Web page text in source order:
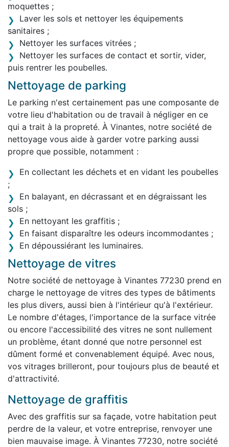
moquettes ;
Laver les sols et nettoyer les équipements
sanitaires ;
Nettoyer les surfaces vitrées ;
Nettoyer les surfaces de contact et sortir, vider,
puis rentrer les poubelles.
Nettoyage de parking
Le parking n'est certainement pas une composante de
votre lieu d'habitation ou de travail à négliger en ce
qui a trait à la propreté. À Vinantes, notre société de
nettoyage vous aide à garder votre parking aussi
propre que possible, notamment :
En collectant les déchets et en vidant les poubelles
;
En balayant, en décrassant et en dégraissant les
sols ;
En nettoyant les graffitis ;
En faisant disparaître les odeurs incommodantes ;
En dépoussiérant les luminaires.
Nettoyage de vitres
Notre société de nettoyage à Vinantes 77230 prend en
charge le nettoyage de vitres des types de bâtiments
les plus divers, aussi bien à l'intérieur qu'à l'extérieur.
Le nombre d'étages, l'importance de la surface vitrée
ou encore l'accessibilité des vitres ne sont nullement
un problème, étant donné que notre personnel est
dûment formé et convenablement équipé. Avec nous,
vos vitrages brilleront, pour toujours plus de beauté et
d'attractivité.
Nettoyage de graffitis
Avec des graffitis sur sa façade, votre habitation peut
perdre de la valeur, et votre entreprise, renvoyer une
bien mauvaise image. À Vinantes 77230, notre société